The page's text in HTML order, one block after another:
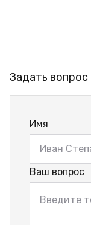
Задать
Имя
Ваш вопрос